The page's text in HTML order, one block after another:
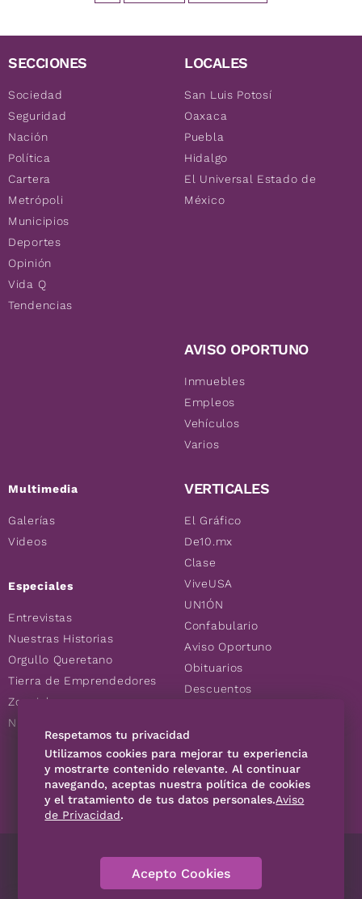
SECCIONES
Sociedad
Seguridad
Nación
Política
Cartera
Metrópoli
Municipios
Deportes
Opinión
Vida Q
Tendencias
Multimedia
Galerías
Videos
Especiales
Entrevistas
Nuestras Historias
Orgullo Queretano
Tierra de Emprendedores
Zoociales
Nuevos Queretanos
LOCALES
San Luis Potosí
Oaxaca
Puebla
Hidalgo
El Universal Estado de
México
AVISO OPORTUNO
Inmuebles
Empleos
Vehículos
Varios
VERTICALES
El Gráfico
De10.mx
Clase
ViveUSA
UN1ÓN
Confabulario
Aviso Oportuno
Obituarios
Descuentos
SÍGUENOS
Contáctanos Código de Ética
Aviso Privacidad
Respetamos tu privacidad
Utilizamos cookies para mejorar tu experiencia
y mostrarte contenido relevante. Al continuar
navegando, aceptas nuestra política de cookies
y el tratamiento de tus datos personales.Aviso
de Privacidad.
Acepto Cookies